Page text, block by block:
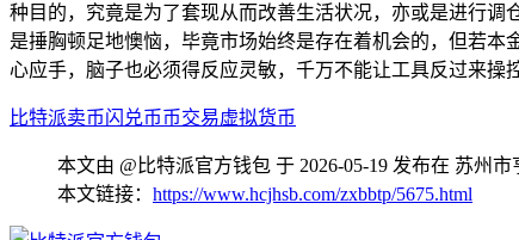
种目的，究竟是为了套现从而改善生活状况，亦或是进行
是捶胸顿足地懊恼，毕竟市场始终是存在着机会的，但若
心应手，脑子也必须得反应灵敏，千万不能让工具反过来操
比特派卖币闪兑币币交易虚拟货币
本文由 @比特派官方钱包 于 2026-05-19 发布在 苏州
本文链接： https://www.hcjhsb.com/zxbbtp/5675.html